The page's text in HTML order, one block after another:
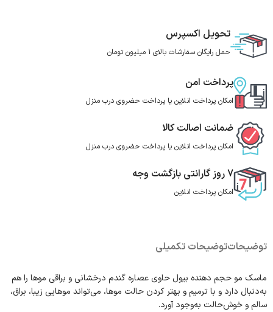
تحویل اکسپرس
حمل رایگان سفارشات بالای 1 میلیون تومان
پرداخت امن
امکان پرداخت انلاین یا پرداخت حضروی درب منزل
ضمانت اصالت کالا
امکان پرداخت انلاین یا پرداخت حضروی درب منزل
7 روز گارانتی بازگشت وجه
امکان پرداخت انلاین
توضیحاتتوضیحات تکمیلی
ماسک مو حجم دهنده بیول حاوی عصاره گندم درخشانی و براقی موها را هم
به‌دنبال دارد و با ترمیم و بهتر کردن حالت موها، می‌تواند موهایی زیبا، براق،
سالم و خوش‌حالت به‌وجود آورد.